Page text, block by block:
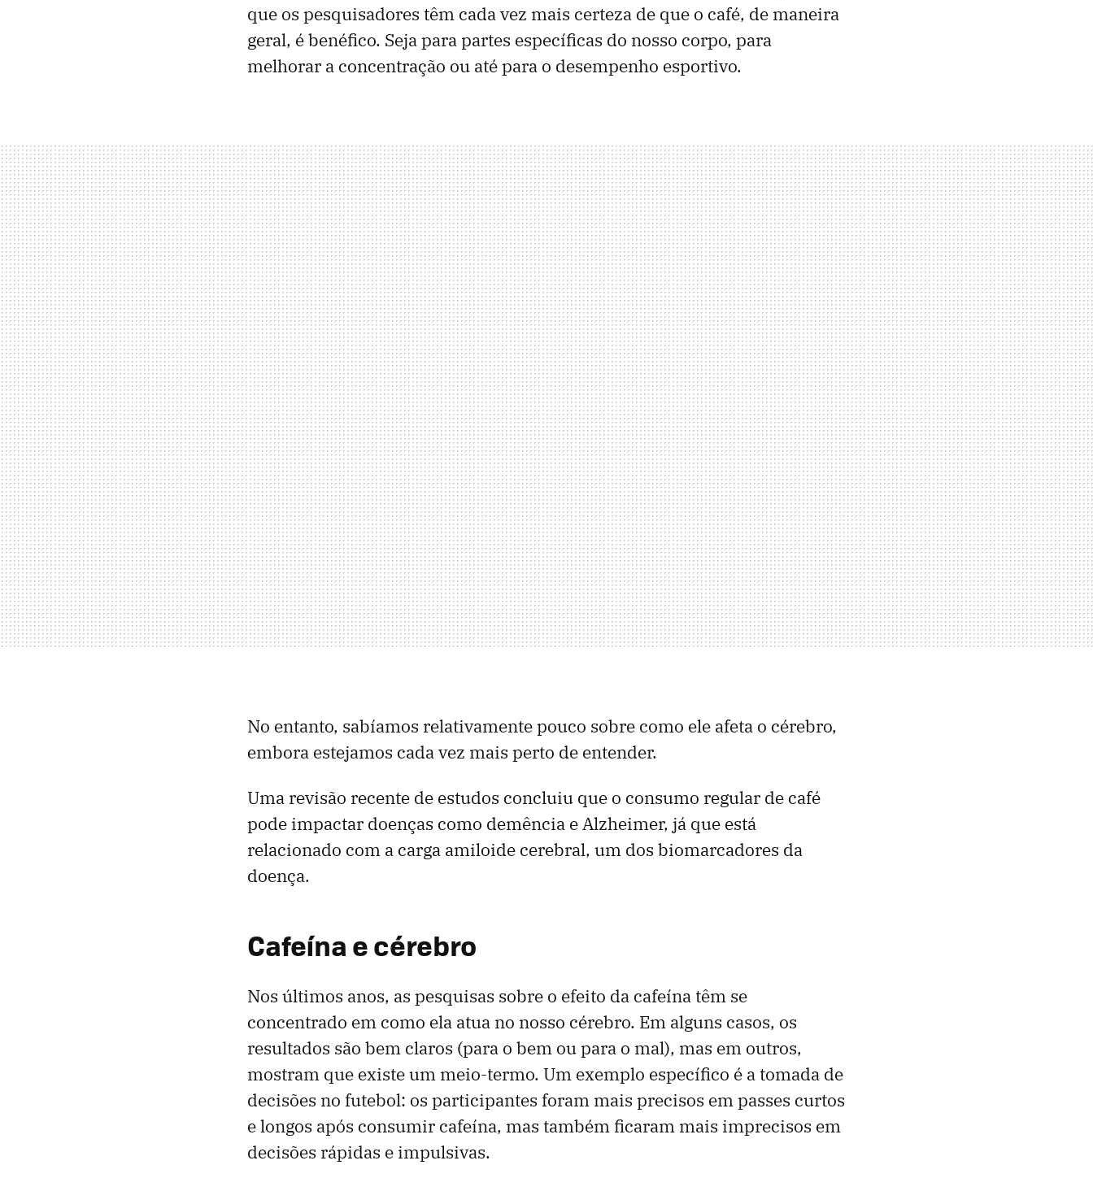
que os pesquisadores têm cada vez mais certeza de que o café, de maneira
geral, é benéfico. Seja para partes específicas do nosso corpo, para
melhorar a concentração ou até para o desempenho esportivo.
No entanto, sabíamos relativamente pouco sobre como ele afeta o cérebro,
embora estejamos cada vez mais perto de entender.
Uma revisão recente de estudos concluiu que o consumo regular de café
pode impactar doenças como demência e Alzheimer, já que está
relacionado com a carga amiloide cerebral, um dos biomarcadores da
doença.
Cafeína e cérebro
Nos últimos anos, as pesquisas sobre o efeito da cafeína têm se
concentrado em como ela atua no nosso cérebro. Em alguns casos, os
resultados são bem claros (para o bem ou para o mal), mas em outros,
mostram que existe um meio-termo. Um exemplo específico é a tomada de
decisões no futebol: os participantes foram mais precisos em passes curtos
e longos após consumir cafeína, mas também ficaram mais imprecisos em
decisões rápidas e impulsivas.